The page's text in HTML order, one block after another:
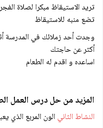
تريد الاستيقاظ مبكرا لصلاة
تضع منبه للاستيقاظ
وجدت أحد زملائك في المدرسة
أكثر عن حاجتك
اساعده و اقدم له الطعام
المزيد من حل درس العمل
النشاط الثاني الون المربع الذي